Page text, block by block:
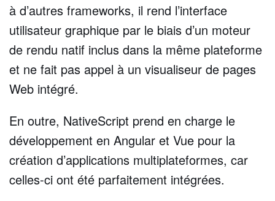
à d’autres frameworks, il rend l’interface
utilisateur graphique par le biais d’un moteur
de rendu natif inclus dans la même plateforme
et ne fait pas appel à un visualiseur de pages
Web intégré.
En outre, NativeScript prend en charge le
développement en Angular et Vue pour la
création d’applications multiplateformes, car
celles-ci ont été parfaitement intégrées.